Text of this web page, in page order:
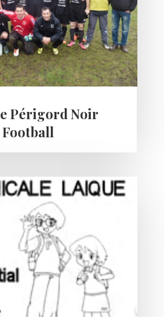
Périgord Noir
Football